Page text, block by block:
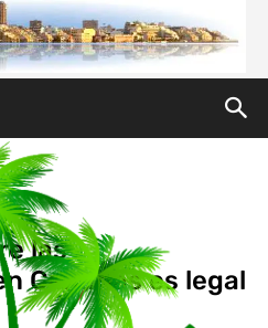
las
Canarias es legal